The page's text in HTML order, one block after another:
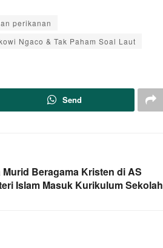
perikanan
Ngaco & Tak Paham Soal Laut
Send
Murid Beragama Kristen di AS
Islam Masuk Kurikulum Sekolah